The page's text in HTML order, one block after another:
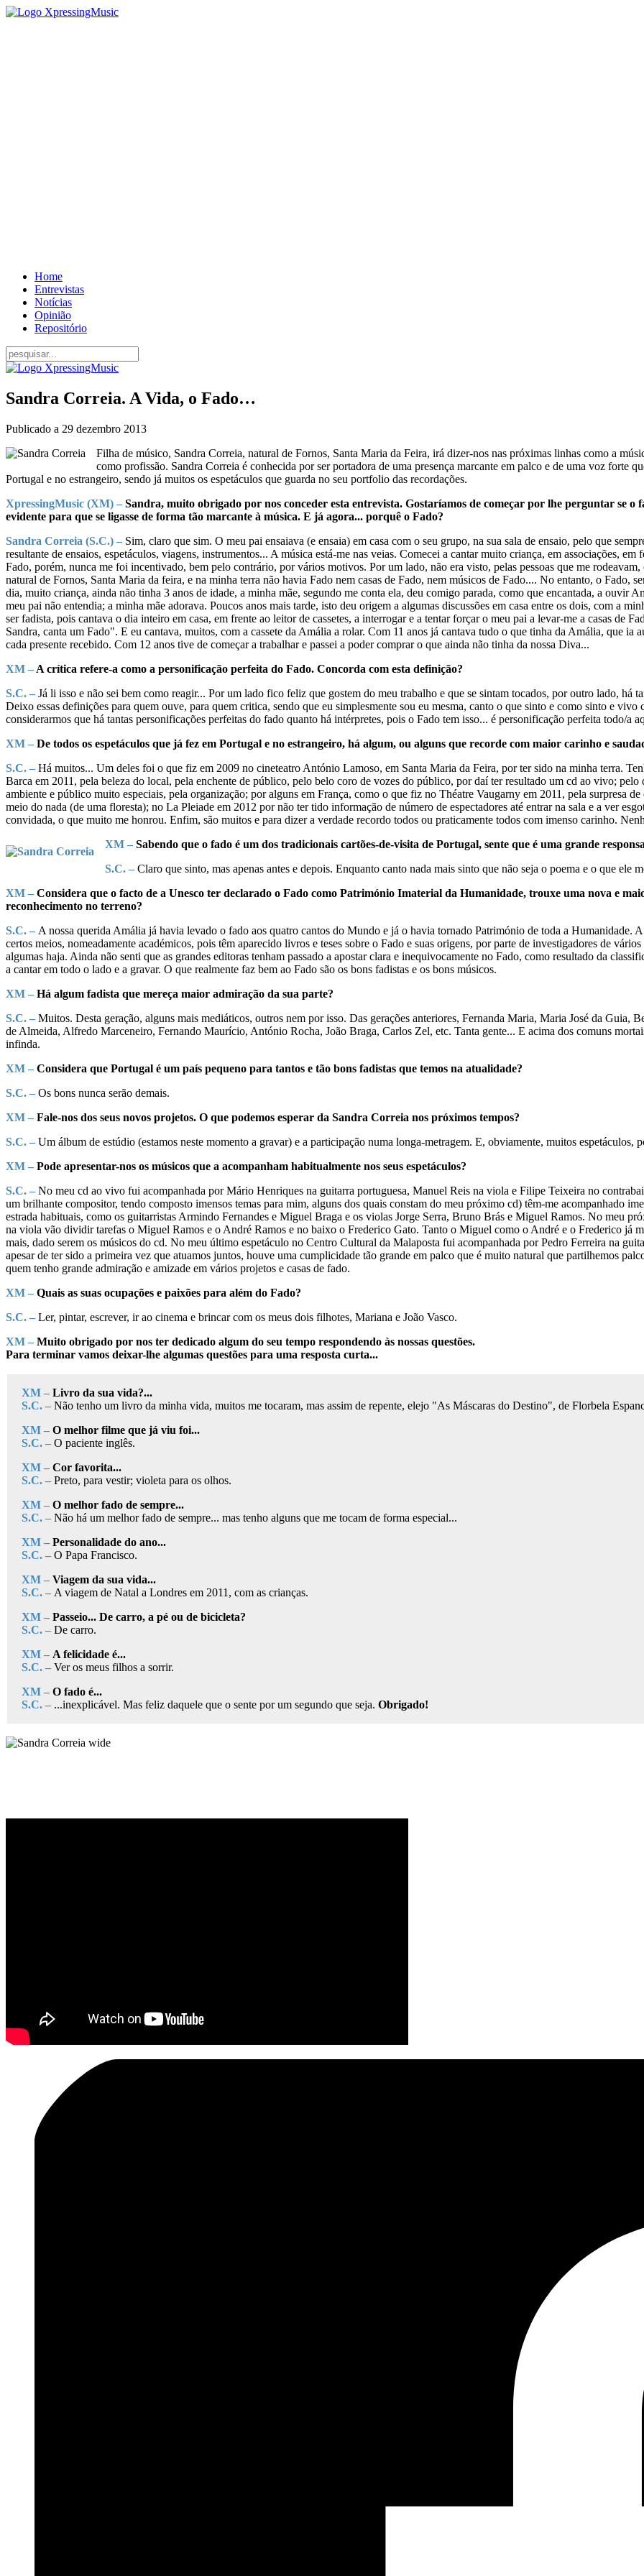
Home
Entrevistas
Notícias
Opinião
Repositório
Sandra Correia. A Vida, o Fado…
Publicado a 29 dezembro 2013
Filha de músico, Sandra Correia, natural de Fornos, Santa Maria da Feira, irá dizer-nos nas próximas linhas como a
como profissão. Sandra Correia é conhecida por ser portadora de uma presença marcante em palco e de uma voz forte
Portugal e no estrangeiro, sendo já muitos os espetáculos que guarda no seu portfolio das recordações.
XpressingMusic (XM) – Sandra, muito obrigado por nos conceder esta entrevista. Gostaríamos de começar por lhe perguntar se
evidente para que se ligasse de forma tão marcante à música. E já agora... porquê o Fado?
Sandra Correia (S.C.) – Sim, claro que sim. O meu pai ensaiava (e ensaia) em casa com o seu grupo, na sua sala de ensaio, pelo que
resultante de ensaios, espetáculos, viagens, instrumentos... A música está-me nas veias. Comecei a cantar muito criança, em associações,
Fado, porém, nunca me foi incentivado, bem pelo contrário, por vários motivos. Por um lado, não era visto, pelas pessoas que me
natural de Fornos, Santa Maria da feira, e na minha terra não havia Fado nem casas de Fado, nem músicos de Fado.... No entanto, o Fado,
dia, muito criança, ainda não tinha 3 anos de idade, a minha mãe, segundo me conta ela, deu comigo parada, como que encantada, a ouvir
meu pai não entendia; a minha mãe adorava. Poucos anos mais tarde, isto deu origem a algumas discussões em casa entre os dois, com a
ser fadista, pois cantava o dia inteiro em casa, em frente ao leitor de cassetes, a interrogar e a tentar forçar o meu pai a levar-me a casas de
Sandra, canta um Fado". E eu cantava, muitos, com a cassete da Amália a rolar. Com 11 anos já cantava tudo o que tinha da Amália, que ia
cada presente recebido. Com 12 anos tive de começar a trabalhar e passei a poder comprar o que ainda não tinha da nossa Diva...
XM – A crítica refere-a como a personificação perfeita do Fado. Concorda com esta definição?
S.C. – Já li isso e não sei bem como reagir... Por um lado fico feliz que gostem do meu trabalho e que se sintam tocados, por outro lado, há
Deixo essas definições para quem ouve, para quem critica, sendo que eu simplesmente sou eu mesma, canto o que sinto e como sinto e
considerarmos que há tantas personificações perfeitas do fado quanto há intérpretes, pois o Fado tem isso... é personificação perfeita todo/a
XM – De todos os espetáculos que já fez em Portugal e no estrangeiro, há algum, ou alguns que recorde com maior carinho e
S.C. – Há muitos... Um deles foi o que fiz em 2009 no cineteatro António Lamoso, em Santa Maria da Feira, por ter sido na minha terra.
Barca em 2011, pela beleza do local, pela enchente de público, pelo belo coro de vozes do público, por daí ter resultado um cd ao vivo;
ambiente e público muito especiais, pela organização; por alguns em França, como o que fiz no Théatre Vaugarny em 2011, pela surpresa
meio do nada (de uma floresta); no La Pleiade em 2012 por não ter tido informação de número de espectadores até entrar na sala e a ver
convidada, o que muito me honrou. Enfim, são muitos e para dizer a verdade recordo todos ou praticamente todos com imenso carinho.
XM – Sabendo que o fado é um dos tradicionais cartões-de-visita de Portugal, sente que é uma grande
S.C. – Claro que sinto, mas apenas antes e depois. Enquanto canto nada mais sinto que não seja o poema e o que ele
XM – Considera que o facto de a Unesco ter declarado o Fado como Património Imaterial da Humanidade, trouxe uma nova e
reconhecimento no terreno?
S.C. – A nossa querida Amália já havia levado o fado aos quatro cantos do Mundo e já o havia tornado Património de toda a
certos meios, nomeadamente académicos, pois têm aparecido livros e teses sobre o Fado e suas origens, por parte de investigadores de
algumas haja. Ainda não senti que as grandes editoras tenham passado a apostar clara e inequivocamente no Fado, como resultado da
a cantar em todo o lado e a gravar. O que realmente faz bem ao Fado são os bons fadistas e os bons músicos.
XM – Há algum fadista que mereça maior admiração da sua parte?
S.C. – Muitos. Desta geração, alguns mais mediáticos, outros nem por isso. Das gerações anteriores, Fernanda Maria, Maria José da Guia,
de Almeida, Alfredo Marceneiro, Fernando Maurício, António Rocha, João Braga, Carlos Zel, etc. Tanta gente... E acima dos comuns
infinda.
XM – Considera que Portugal é um país pequeno para tantos e tão bons fadistas que temos na atualidade?
S.C. – Os bons nunca serão demais.
XM – Fale-nos dos seus novos projetos. O que podemos esperar da Sandra Correia nos próximos tempos?
S.C. – Um álbum de estúdio (estamos neste momento a gravar) e a participação numa longa-metragem. E, obviamente, muitos espetáculos,
XM – Pode apresentar-nos os músicos que a acompanham habitualmente nos seus espetáculos?
S.C. – No meu cd ao vivo fui acompanhada por Mário Henriques na guitarra portuguesa, Manuel Reis na viola e Filipe Teixeira no
um brilhante compositor, tendo composto imensos temas para mim, alguns dos quais constam do meu próximo cd) têm-me acompanhado
estrada habituais, como os guitarristas Armindo Fernandes e Miguel Braga e os violas Jorge Serra, Bruno Brás e Miguel Ramos. No meu
na viola vão dividir tarefas o Miguel Ramos e o André Ramos e no baixo o Frederico Gato. Tanto o Miguel como o André e o Frederico já
mais, dado serem os músicos do cd. No meu último espetáculo no Centro Cultural da Malaposta fui acompanhada por Pedro Ferreira na
apesar de ter sido a primeira vez que atuamos juntos, houve uma cumplicidade tão grande em palco que é muito natural que partilhemos
quem tenho grande admiração e amizade em vários projetos e casas de fado.
XM – Quais as suas ocupações e paixões para além do Fado?
S.C. – Ler, pintar, escrever, ir ao cinema e brincar com os meus dois filhotes, Mariana e João Vasco.
XM – Muito obrigado por nos ter dedicado algum do seu tempo respondendo às nossas questões.
Para terminar vamos deixar-lhe algumas questões para uma resposta curta...
XM – Livro da sua vida?...
S.C. – Não tenho um livro da minha vida, muitos me tocaram, mas assim de repente, elejo "As Máscaras do Destino", de Florbela
XM – O melhor filme que já viu foi...
S.C. – O paciente inglês.
XM – Cor favorita...
S.C. – Preto, para vestir; violeta para os olhos.
XM – O melhor fado de sempre...
S.C. – Não há um melhor fado de sempre... mas tenho alguns que me tocam de forma especial...
XM – Personalidade do ano...
S.C. – O Papa Francisco.
XM – Viagem da sua vida...
S.C. – A viagem de Natal a Londres em 2011, com as crianças.
XM – Passeio... De carro, a pé ou de bicicleta?
S.C. – De carro.
XM – A felicidade é...
S.C. – Ver os meus filhos a sorrir.
XM – O fado é...
S.C. – ...inexplicável. Mas feliz daquele que o sente por um segundo que seja. Obrigado!